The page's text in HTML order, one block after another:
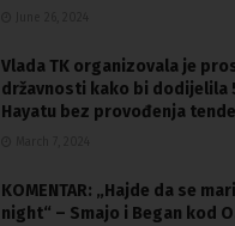
Vlada TK organizovala je
državnosti kako bi dodijelila
Hayatu bez provođenja
KOMENTAR: „Hajde da se
night“ – Smajo i Began kod